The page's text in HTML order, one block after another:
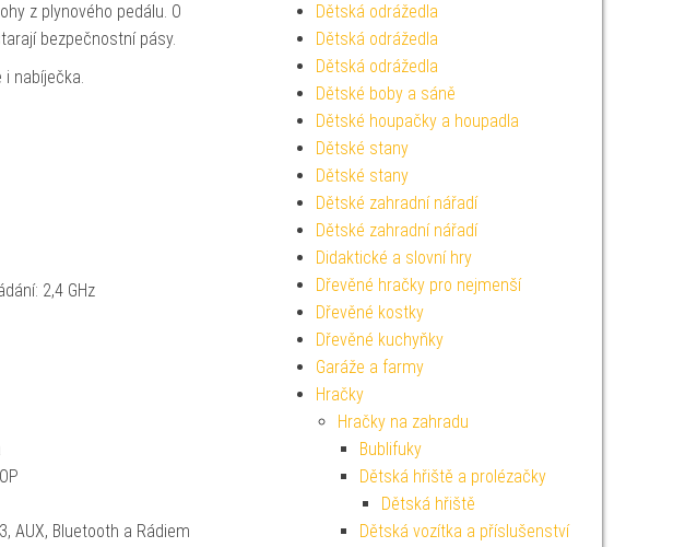
z plynového pedálu. O
bezpečnostní pásy.
nabíječka.
2,4 GHz
AUX, Bluetooth a Rádiem
Dětská odrážedla
Dětská odrážedla
Dětská odrážedla
Dětské boby a sáně
Dětské houpačky a houpadla
Dětské stany
Dětské stany
Dětské zahradní nářadí
Dětské zahradní nářadí
Didaktické a slovní hry
Dřevěné hračky pro nejmenší
Dřevěné kostky
Dřevěné kuchyňky
Garáže a farmy
Hračky
Hračky na zahradu
Bublifuky
Dětská hřiště a prolézačky
Dětská hřiště
Dětská vozítka a příslušenství